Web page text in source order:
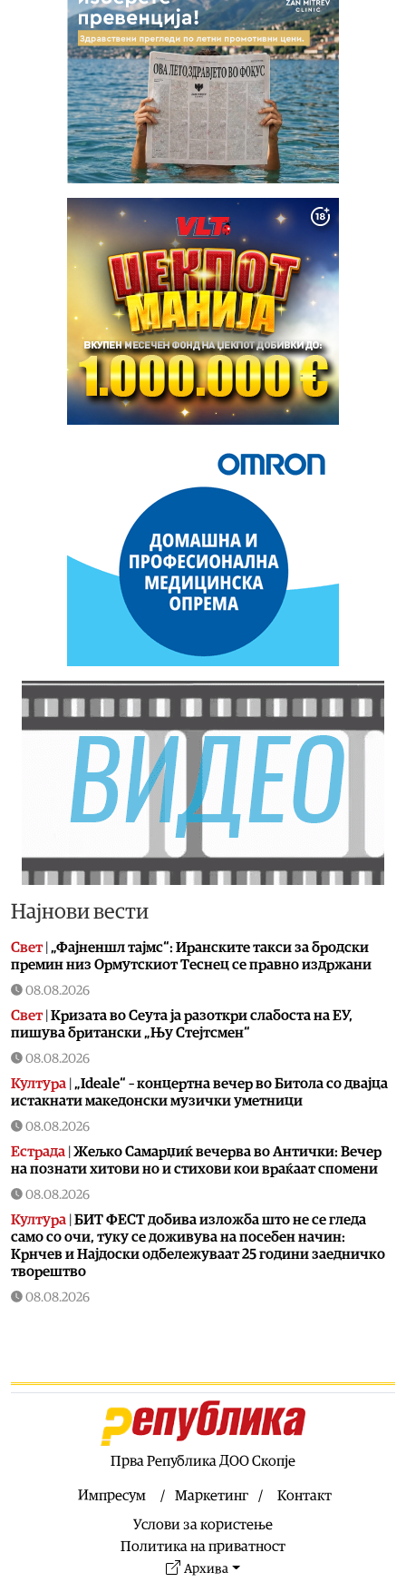
Најнови вести
Свет| „Фајненшл тајмс“: Иранските такси за бродски
премин низ Ормутскиот Теснец се правно издржани
08.08.2026
Свет| Кризата во Сеута ја разоткри слабостa на ЕУ,
пишува британски „Њу Стејтсмен“
08.08.2026
Култура „Ideale“ – концертна вечер во Битола со двајца
истакнати македонски музички уметници
08.08.2026
Естрада Жељко Самарџиќ вечерва во Антички: Вечер
на познати хитови но и стихови кои враќаат спомени
08.08.2026
Култура БИТ ФЕСТ добива изложба што не се гледа
само со очи, туку се доживува на посебен начин:
Крнчев и Најдоски одбележуваат 25 години заедничко
творештво
08.08.2026
Музика|Во недела од Охрид почнува музичкиот
караван по повод 35 години од независноста на
експлодираше во близина на Трансбалканскиот
Зеленски во Белград: Разговори за европскиот
пат на Украина и Србија, меморандум за соработка меѓу
Прва Република ДОО Скопје
Импресум Маркетинг
Контакт
Услови за користење
Политика на приватност
Архива